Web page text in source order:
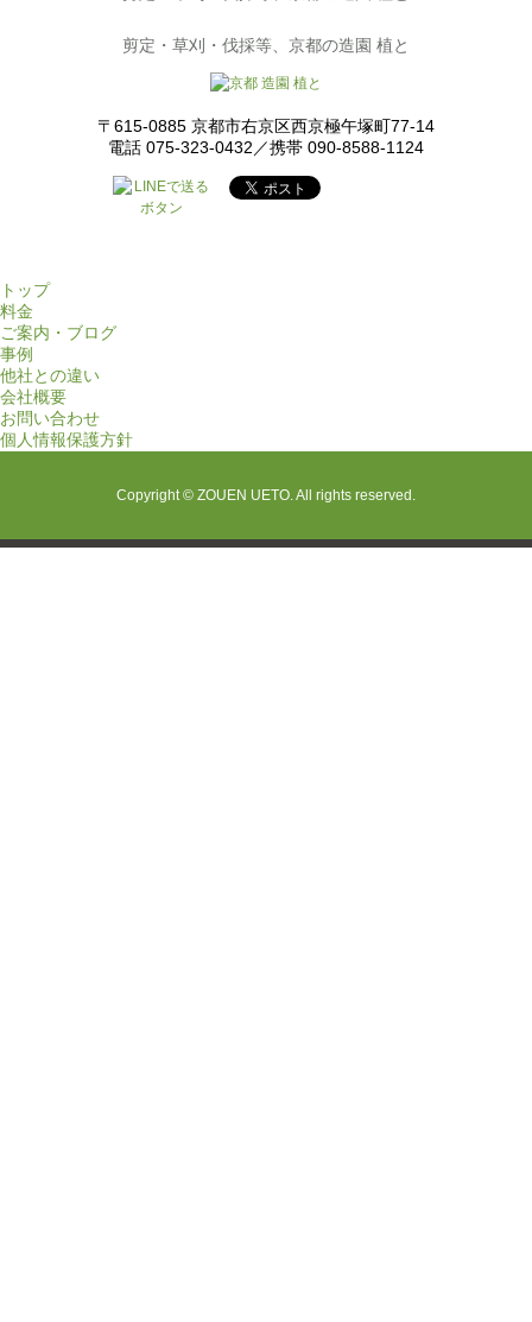
剪定・草刈・伐採等、京都の造園 植と
〒615-0885 京都市右京区西京極午塚町77-14
電話 075-323-0432／携帯 090-8588-1124
トップ
料金
ご案内・ブログ
事例
他社との違い
会社概要
お問い合わせ
個人情報保護方針
Copyright © ZOUEN UETO. All rights reserved.